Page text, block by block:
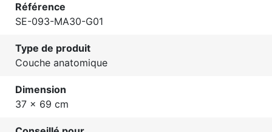
Référence
SE-093-MA30-G01
Type de produit
Couche anatomique
Dimension
37 x 69 cm